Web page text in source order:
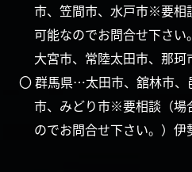
市、笠間市、水戸市※要相
可能なのでお問合せ下さ
大宮市、常陸太田市、那珂
〇 群馬県…太田市、舘林市、
市、みどり市※要相談（場
のでお問合せ下さい。）伊